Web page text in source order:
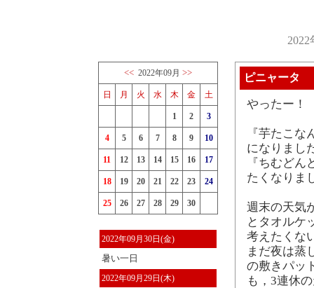
<< 2022年09月 >>
日 月 火 水 木 金 土
1 2 3
4 5 6 7 8 9 10
11 12 13 14 15 16 17
18 19 20 21 22 23 24
25 26 27 28 29 30
2022年09月30日(金)
暑い一日
2022年09月29日(木)
ピニャータ
やったー！
『芋たこ
になりまし
『ちむど
たくなりま
週末の天気
とタオルケ
考えたくな
まだ夜は蒸
の敷きパッ
も，3連休